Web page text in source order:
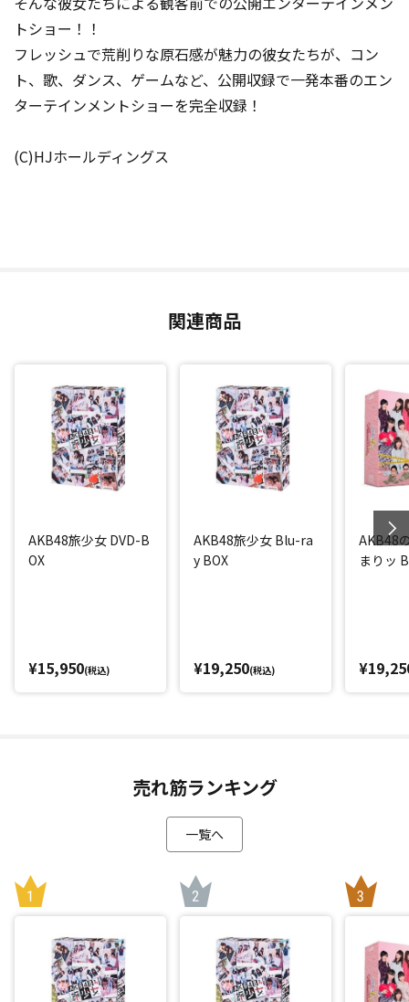
トショー！！
フレッシュで荒削りな原石感が魅力の彼女たちが、コン
ト、歌、ダンス、ゲームなど、公開収録で一発本番のエン
ターテインメントショーを完全収録！
(C)HJホールディングス
関連商品
AKB48旅少女 DVD-B
OX
¥15,950(税込)
AKB48旅少女 Blu-ra
y BOX
¥19,250(税込)
AKB48
まりッ
売れ筋ランキング
一覧へ